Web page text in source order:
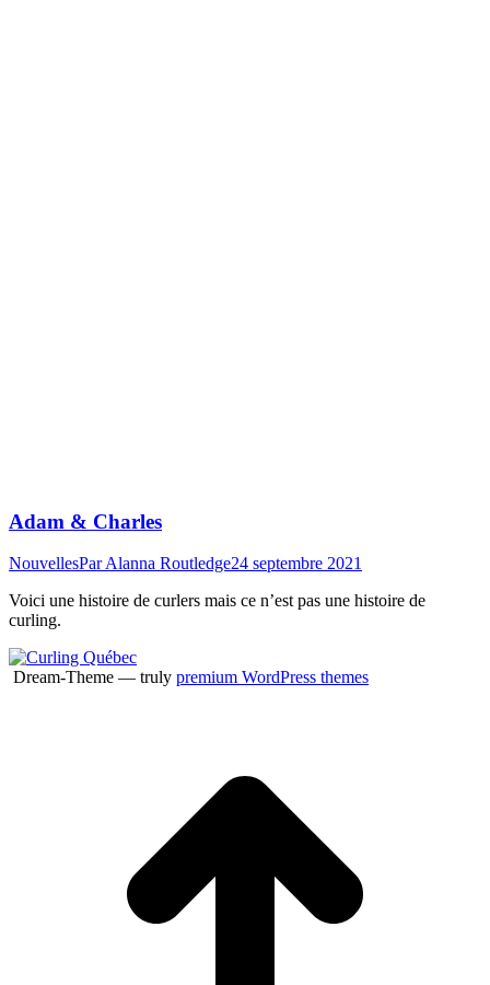
Adam & Charles
NouvellesParAlanna Routledge24 septembre 2021
Voici une histoire de curlers mais ce n’est pas une histoire de
curling.
Dream-Theme — truly premium WordPress themes